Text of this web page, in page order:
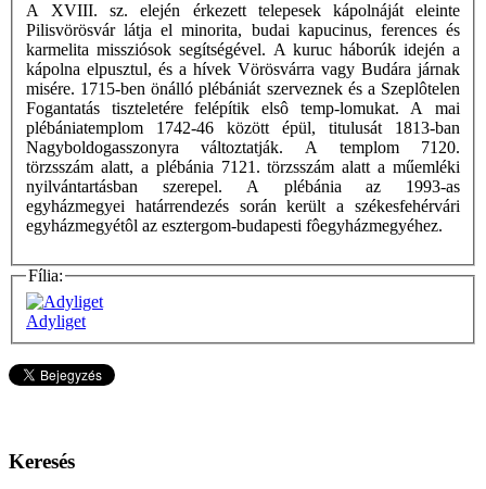
A XVIII. sz. elején érkezett telepesek kápolnáját eleinte
Pilisvörösvár látja el minorita, budai kapucinus, ferences és
karmelita missziósok segítségével. A kuruc háborúk idején a
kápolna elpusztul, és a hívek Vörösvárra vagy Budára járnak
misére. 1715-ben önálló plébániát szerveznek és a Szeplôtelen
Fogantatás tiszteletére felépítik elsô temp-lomukat. A mai
plébániatemplom 1742-46 között épül, titulusát 1813-ban
Nagyboldogasszonyra változtatják. A templom 7120.
törzsszám alatt, a plébánia 7121. törzsszám alatt a műemléki
nyilvántartásban szerepel. A plébánia az 1993-as
egyházmegyei határrendezés során került a székesfehérvári
egyházmegyétôl az esztergom-budapesti fôegyházmegyéhez.
Fília:
Adyliget
Keresés